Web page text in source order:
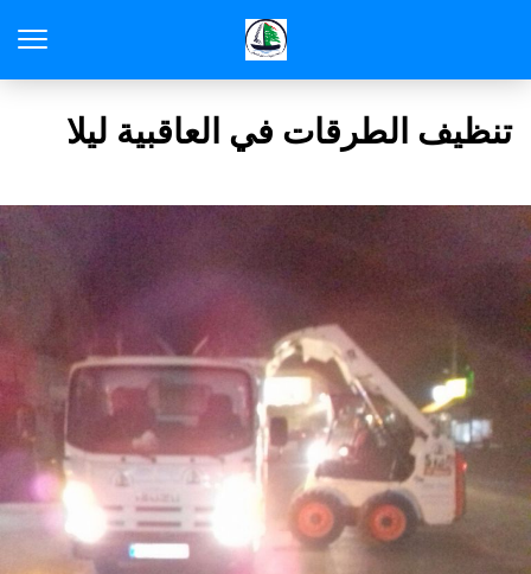
تنظيف الطرقات في العاقبية ليلا